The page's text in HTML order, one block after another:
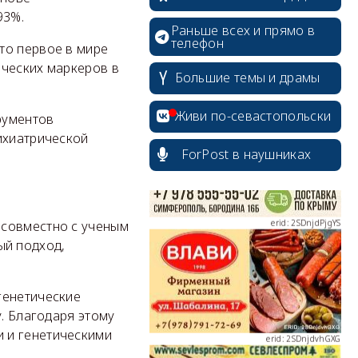
первое в мире
маркеров в
с ученым
подход,
Благодаря этому
генетическими
Раньше всех и прямо в
телефон
Большие темы и драмы
Живи по-севастопольски
ForPost в наушниках
erid: 2SDnjcrDNw6
erid: 2SDnjdPjgYS
erid: 2SDnjdvhGXG